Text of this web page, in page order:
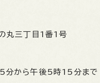
丸三丁目1番1号
分から午後5時15分まで